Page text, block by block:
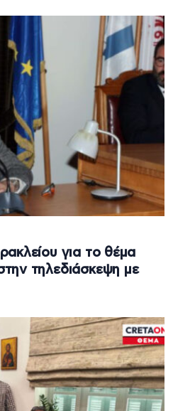
για το θέμα
τηλεδιάσκεψη με